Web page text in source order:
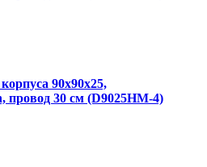
90x90x25,
провод 30 см (D9025HM-4)